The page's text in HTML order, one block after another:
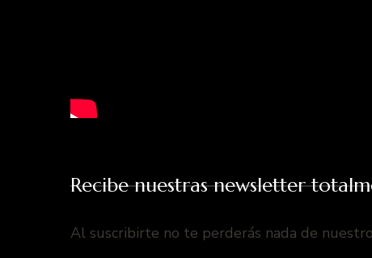
Recibe nuestras newsletter
Al suscribirte no te perderás nada de